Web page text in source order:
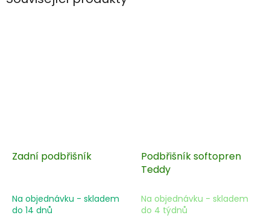
Zadní podbřišník
Na objednávku - skladem
do 14 dnů
Podbřišník softopren
Teddy
Na objednávku - skladem
do 4 týdnů